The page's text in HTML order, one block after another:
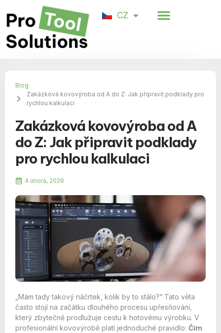
CZ
DE
Blog
Zakázková kovovýroba od A do Z: Jak připravit podklady pro
rychlou kalkulaci
Zakázková kovovýroba od A
do Z: Jak připravit podklady
pro rychlou kalkulaci
4 února, 2026
„Mám tady takový náčrtek, kolik by to stálo?“ Tato věta
často stojí na začátku dlouhého procesu upřesňování,
který zbytečně prodlužuje cestu k hotovému výrobku. V
profesionální kovovýrobě platí jednoduché pravidlo: Čím